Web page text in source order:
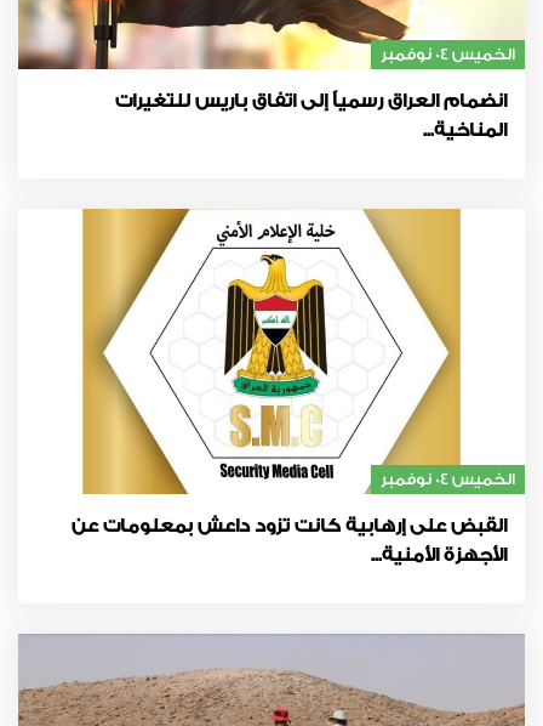
الخميس 04 نوفمبر
انضمام العراق رسمياً إلى اتفاق باريس للتغيرات
المناخية...
الخميس 04 نوفمبر
القبض على إرهابية كانت تزود داعش بمعلومات عن
الأجهزة الأمنية...